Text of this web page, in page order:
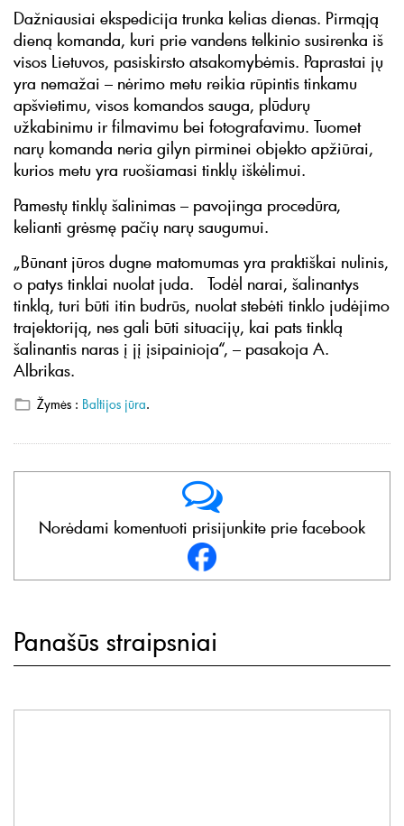
Dažniausiai ekspedicija trunka kelias dienas. Pirmąją
dieną komanda, kuri prie vandens telkinio susirenka iš
visos Lietuvos, pasiskirsto atsakomybėmis. Paprastai jų
yra nemažai – nėrimo metu reikia rūpintis tinkamu
apšvietimu, visos komandos sauga, plūdurų
užkabinimu ir filmavimu bei fotografavimu. Tuomet
narų komanda neria gilyn pirminei objekto apžiūrai,
kurios metu yra ruošiamasi tinklų iškėlimui.
Pamestų tinklų šalinimas – pavojinga procedūra,
kelianti grėsmę pačių narų saugumui.
„Būnant jūros dugne matomumas yra praktiškai nulinis,
o patys tinklai nuolat juda. Todėl narai, šalinantys
tinklą, turi būti itin budrūs, nuolat stebėti tinklo judėjimo
trajektoriją, nes gali būti situacijų, kai pats tinklą
šalinantis naras į jį įsipainioja“, – pasakoja A.
Albrikas.
Žymės : Baltijos jūra.
Norėdami komentuoti prisijunkite prie facebook
Panašūs straipsniai